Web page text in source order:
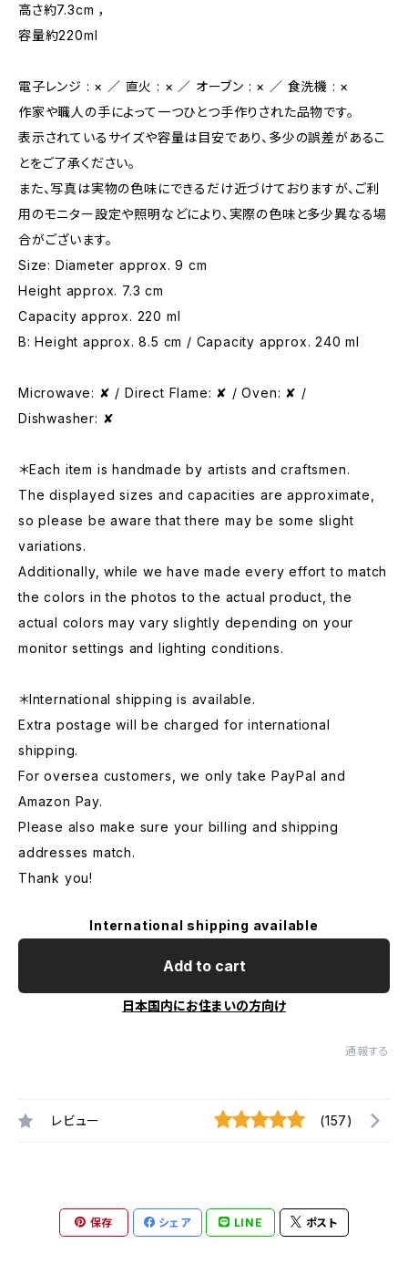
高さ約7.3cm ，
容量約220ml
電子レンジ : × ／ 直火 : × ／ オーブン : × ／ 食洗機 : ×
作家や職人の手によって一つひとつ手作りされた品物です。
表示されているサイズや容量は目安であり、多少の誤差があるこ
とをご了承ください。
また、写真は実物の色味にできるだけ近づけておりますが、ご利
用のモニター設定や照明などにより、実際の色味と多少異なる場
合がございます。
Size: Diameter approx. 9 cm
Height approx. 7.3 cm
Capacity approx. 220 ml
B: Height approx. 8.5 cm / Capacity approx. 240 ml
Microwave: ✘ / Direct Flame: ✘ / Oven: ✘ /
Dishwasher: ✘
＊Each item is handmade by artists and craftsmen.
The displayed sizes and capacities are approximate,
so please be aware that there may be some slight
variations.
Additionally, while we have made every effort to match
the colors in the photos to the actual product, the
actual colors may vary slightly depending on your
monitor settings and lighting conditions.
＊International shipping is available.
Extra postage will be charged for international
shipping.
For oversea customers, we only take PayPal and
Amazon Pay.
Please also make sure your billing and shipping
addresses match.
Thank you!
International shipping available
Add to cart
日本国内にお住まいの方向け
通報する
レビュー (157)
保存 シェア LINE ポスト